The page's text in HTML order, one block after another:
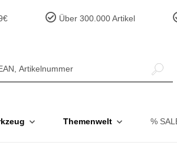
Über 300.000 Artikel
Themenwelt %